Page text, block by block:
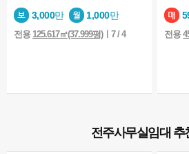
3,000만 1,000만
전용 125.617㎡(37.999평)ㅣ7 / 4 전용
전주사무실임대 추